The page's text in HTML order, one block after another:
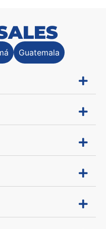
Guatemala